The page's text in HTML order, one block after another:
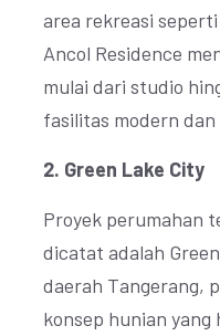
area rekreasi
Ancol Residence
mulai dari studio
fasilitas modern
2. Green Lake City
Proyek perumahan
dicatat adalah
daerah Tangerang,
konsep hunian yang